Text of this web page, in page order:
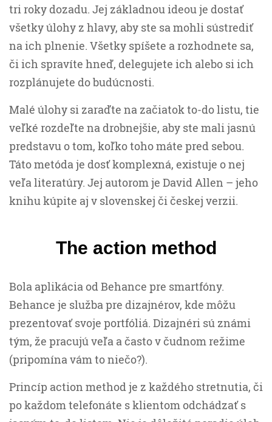
tri roky dozadu. Jej základnou ideou je dostať
všetky úlohy z hlavy, aby ste sa mohli sústrediť
na ich plnenie. Všetky spíšete a rozhodnete sa,
či ich spravíte hneď, delegujete ich alebo si ich
rozplánujete do budúcnosti.
Malé úlohy si zaraďte na začiatok to-do listu, tie
veľké rozdeľte na drobnejšie, aby ste mali jasnú
predstavu o tom, koľko toho máte pred sebou.
Táto metóda je dosť komplexná, existuje o nej
veľa literatúry. Jej autorom je David Allen – jeho
knihu kúpite aj v slovenskej či českej verzii.
The action method
Bola aplikácia od Behance pre smartfóny.
Behance je služba pre dizajnérov, kde môžu
prezentovať svoje portfóliá. Dizajnéri sú známi
tým, že pracujú veľa a často v čudnom režime
(pripomína vám to niečo?).
Princíp action method je z každého stretnutia, či
po každom telefonáte s klientom odchádzať s